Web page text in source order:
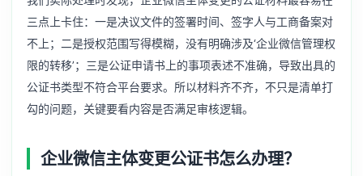
三点上卡住：一是决议文件的签署时间、签字人与工商备案对
不上；二是授权范围写得模糊，没有明确涉及‘企业微信管理权
限的转移’；三是公证申请书上的事项表述不准确，导致出具的
公证书类型不符合平台要求。所以材料齐不齐，不只是清单打
勾的问题，关键要看内容是否满足审核逻辑。
企业微信主体变更公证书怎么办理？